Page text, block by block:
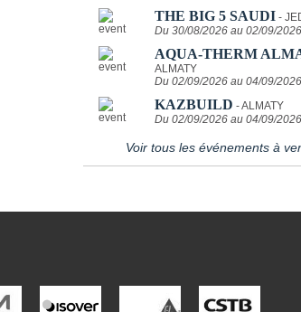
THE BIG 5 SAUDI -
Du 30/08/2026 au 02/09/2026
AQUA-THERM
ALMATY
Du 02/09/2026 au 04/09/2026
KAZBUILD - ALMATY
Du 02/09/2026 au 04/09/2026
Voir tous les événements à